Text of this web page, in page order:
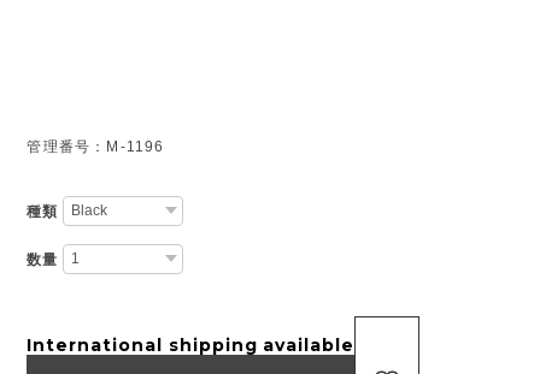
管理番号：M-1196
種類
数量
International shipping available